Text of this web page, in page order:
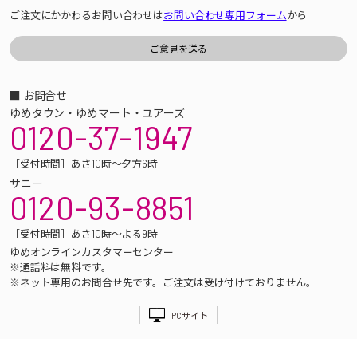
ご注文にかかわるお問い合わせはお問い合わせ専用フォームから
■ お問合せ
ゆめタウン・ゆめマート・ユアーズ
0120-37-1947
［受付時間］あさ10時～夕方6時
サニー
0120-93-8851
［受付時間］あさ10時～よる9時
ゆめオンラインカスタマーセンター
※通話料は無料です。
※ネット専用のお問合せ先です。ご注文は受け付けておりません。
PCサイト